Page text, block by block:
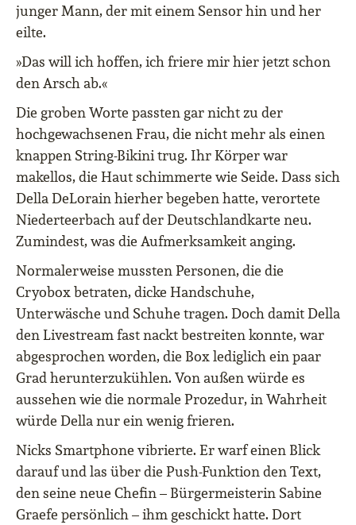
junger Mann, der mit einem Sensor hin und her
eilte.
»Das will ich hoffen, ich friere mir hier jetzt schon
den Arsch ab.«
Die groben Worte passten gar nicht zu der
hochgewachsenen Frau, die nicht mehr als einen
knappen String-Bikini trug. Ihr Körper war
makellos, die Haut schimmerte wie Seide. Dass sich
Della DeLorain hierher begeben hatte, verortete
Niederteerbach auf der Deutschlandkarte neu.
Zumindest, was die Aufmerksamkeit anging.
Normalerweise mussten Personen, die die
Cryobox betraten, dicke Handschuhe,
Unterwäsche und Schuhe tragen. Doch damit Della
den Livestream fast nackt bestreiten konnte, war
abgesprochen worden, die Box lediglich ein paar
Grad herunterzukühlen. Von außen würde es
aussehen wie die normale Prozedur, in Wahrheit
würde Della nur ein wenig frieren.
Nicks Smartphone vibrierte. Er warf einen Blick
darauf und las über die Push-Funktion den Text,
den seine neue Chefin – Bürgermeisterin Sabine
Graefe persönlich – ihm geschickt hatte. Dort